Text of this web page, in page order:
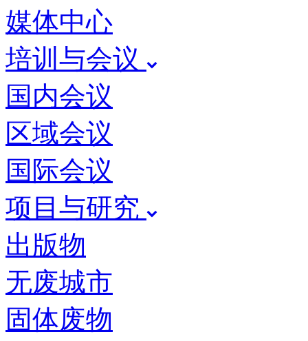
媒体中心
培训与会议
国内会议
区域会议
国际会议
项目与研究
出版物
无废城市
固体废物